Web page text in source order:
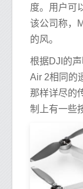
度。用户可
该公司称，
的风。
根据DJI的
Air 2相同的
那样详尽的
制上有一些